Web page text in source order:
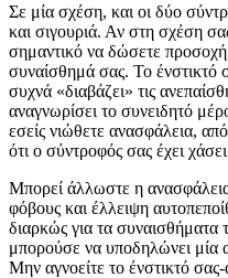
Σε μία σχέση, και οι δύο
και σιγουριά. Αν στη σχέση
σημαντικό να δώσετε
συναίσθημά σας. Το ένστικτό
συχνά «διαβάζει» τις
αναγνωρίσει το συνειδητό
εσείς νιώθετε ανασφάλεια,
ότι ο σύντροφός σας έχει
Μπορεί άλλωστε η
φόβους και έλλειψη
διαρκώς για τα
μπορούσε να υποδηλώνει μία
Μην αγνοείτε το ένστικτό σας-